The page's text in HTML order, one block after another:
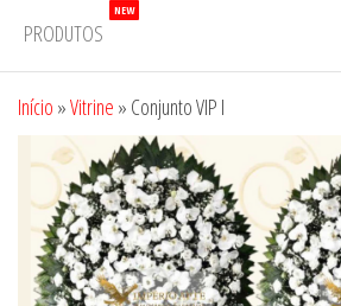
PRODUTOS
NEW
Início »Vitrine » Conjunto VIP I